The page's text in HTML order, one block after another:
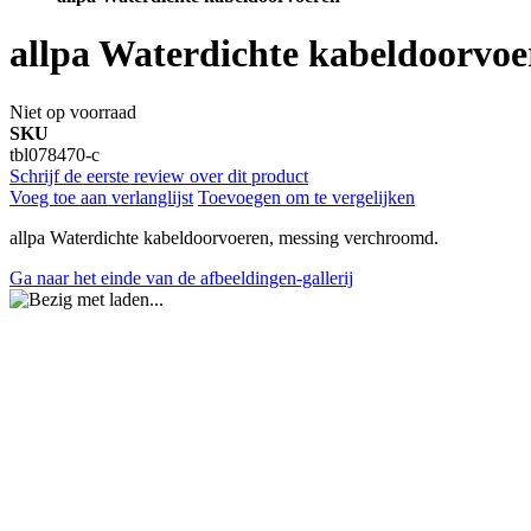
allpa Waterdichte
Niet op voorraad
SKU
tbl078470-c
Schrijf de eerste review over dit product
Voeg toe aan verlanglijst Toevoegen om te vergelijken
allpa Waterdichte kabeldoorvoeren, messing verchroomd.
Ga naar het einde van de afbeeldingen-gallerij